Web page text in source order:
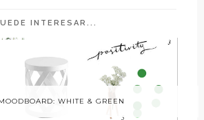
INTERESAR...
WHITE & GREEN